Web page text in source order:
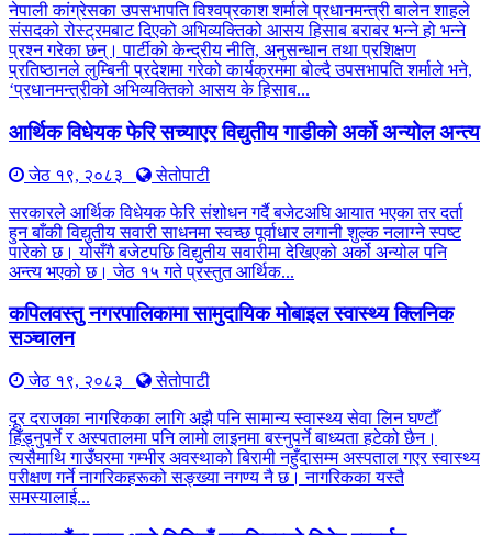
नेपाली कांग्रेसका उपसभापति विश्वप्रकाश शर्माले प्रधानमन्त्री बालेन शाहले
संसदको रोस्ट्रमबाट दिएको अभिव्यक्तिको आसय हिसाब बराबर भन्ने हो भन्ने
प्रश्न गरेका छन्। पार्टीको केन्द्रीय नीति, अनुसन्धान तथा प्रशिक्षण
प्रतिष्ठानले लुम्बिनी प्रदेशमा गरेको कार्यक्रममा बोल्दै उपसभापति शर्माले भने,
‘प्रधानमन्त्रीको अभिव्यक्तिको आसय के हिसाब...
आर्थिक विधेयक फेरि सच्याएर विद्युतीय गाडीको अर्को अन्योल अन्त्य
जेठ १९, २०८३
सेतोपाटी
सरकारले आर्थिक विधेयक फेरि संशोधन गर्दै बजेटअघि आयात भएका तर दर्ता
हुन बाँकी विद्युतीय सवारी साधनमा स्वच्छ पूर्वाधार लगानी शुल्क नलाग्ने स्पष्ट
पारेको छ। योसँगै बजेटपछि विद्युतीय सवारीमा देखिएको अर्को अन्योल पनि
अन्त्य भएको छ। जेठ १५ गते प्रस्तुत आर्थिक...
कपिलवस्तु नगरपालिकामा सामुदायिक मोबाइल स्वास्थ्य क्लिनिक
सञ्चालन
जेठ १९, २०८३
सेतोपाटी
दूर दराजका नागरिकका लागि अझै पनि सामान्य स्वास्थ्य सेवा लिन घण्टौँ
हिँड्नुपर्ने र अस्पतालमा पनि लामो लाइनमा बस्नुपर्ने बाध्यता हटेको छैन।
त्यसैमाथि गाउँघरमा गम्भीर अवस्थाको बिरामी नहुँदासम्म अस्पताल गएर स्वास्थ्य
परीक्षण गर्ने नागरिकहरूको सङ्ख्या नगण्य नै छ। नागरिकका यस्तै
समस्यालाई...